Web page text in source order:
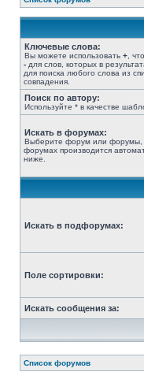
Ключевые слова:
Вы можете использовать + ,
- для слов, которых в
для поиска любого слова из
совпадения.
Поиск по автору:
Используйте * в качестве
Искать в форумах:
Выберите форум или форумы,
форумах производится
ниже.
Искать в подфорумах:
Поле сортировки:
Искать сообщения за:
Список форумов